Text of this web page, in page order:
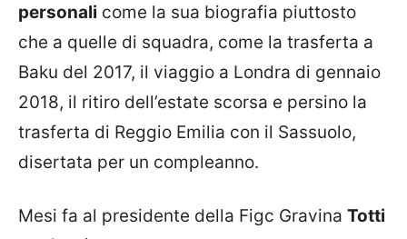
personali come la sua biografia piuttosto
che a quelle di squadra, come la trasferta a
Baku del 2017, il viaggio a Londra di gennaio
2018, il ritiro dell’estate scorsa e persino la
trasferta di Reggio Emilia con il Sassuolo,
disertata per un compleanno.
Mesi fa al presidente della Figc Gravina Totti